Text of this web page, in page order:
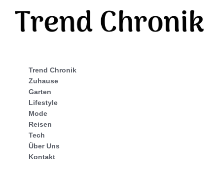
Trend Chronik
Zuhause
Garten
Lifestyle
Mode
Reisen
Tech
Über Uns
Kontakt